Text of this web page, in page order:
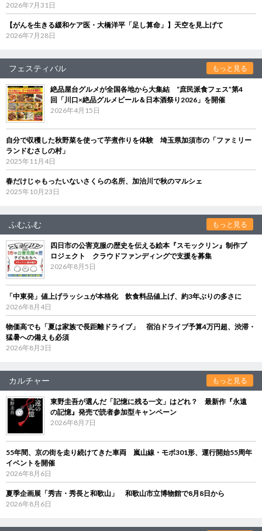
2026年7月31日
【がんを生きる緩和ケア医・大橋洋平「足し算命」】天空を見上げて
2026年7月28日
フェスティバル もっと見る
絶品屋台グルメが全国各地から大集結 “庶民派食フェス”第4
回「川口×絶品グルメビール＆日本酒祭り2026」を開催
2026年4月15日
自分で収穫した秋野菜を使って芋煮作りを体験 埼玉県加須市の「ファミリー
ランドむさしの村」
2025年11月4日
春だけじゃもったいないさくらの名所、加治川で秋のマルシェ
2025年10月23日
ふむふむ もっと見る
四日市の公害克服の歴史を伝える絵本『スモックリン』制作プ
ロジェクト クラウドファンディングで支援を募集
2026年8月5日
「中東発」値上げラッシュが本格化 飲食料品値上げ、約3年ぶりの多さに
2026年8月4日
物価高でも「夏は家族で長距離ドライブ」 宿泊ドライブ予算4万円超、渋滞・
猛暑への備えも必須
2026年8月3日
カルチャー もっと見る
東野圭吾が選んだ「記憶に残る一文」はどれ？ 最新作『永遠
の記憶』発売で読者参加型キャンペーン
2026年8月7日
55年間、京の街を走り続けてきた車両 嵐山線・モボ301形、運行開始55周年
イベントを開催
2026年8月6日
夏季企画展「秀吉・秀長と和歌山」 和歌山市立博物館で8月8日から
2026年8月6日